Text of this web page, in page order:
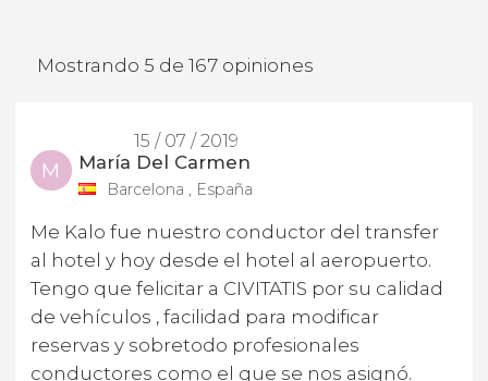
Mostrando 5 de 167 opiniones
15 / 07 / 2019
M María Del Carmen
Barcelona , España
Me Kalo fue nuestro conductor del transfer
al hotel y hoy desde el hotel al aeropuerto.
Tengo que felicitar a CIVITATIS por su calidad
de vehículos , facilidad para modificar
reservas y sobretodo profesionales
conductores como el que se nos asignó.